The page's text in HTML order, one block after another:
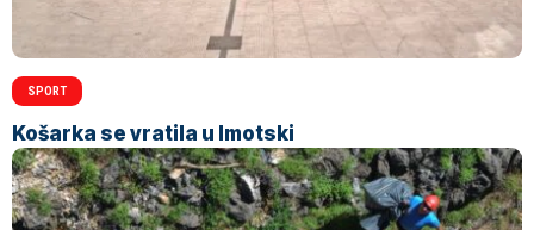
SPORT
Košarka se vratila u Imotski